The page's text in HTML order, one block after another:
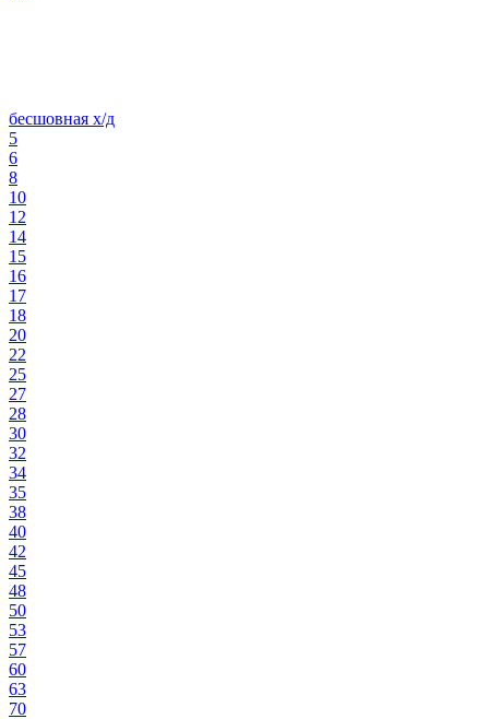
бесшовная х/д
5
6
8
10
12
14
15
16
17
18
20
22
25
27
28
30
32
34
35
38
40
42
45
48
50
53
57
60
63
70